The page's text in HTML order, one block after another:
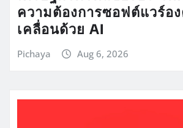
ความต้องการซอฟต์แวร์อ
เคลื่อนด้วย AI
Pichaya Aug 6, 2026